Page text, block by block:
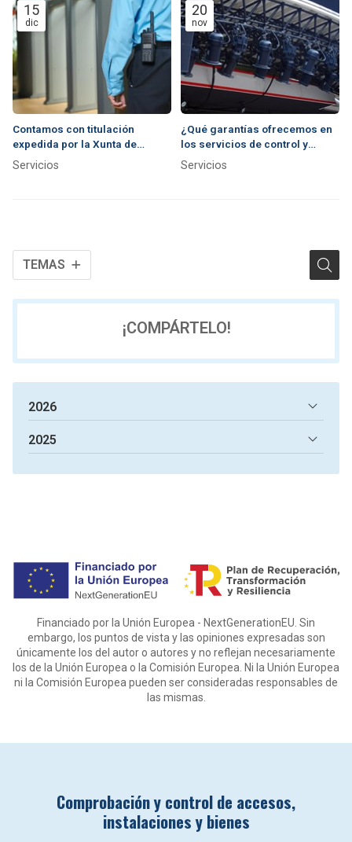
TEMAS
15
dic
Contamos con titulación
expedida por la Xunta de
Galicia
Servicios
20
nov
¿Qué garantías ofrecemos en
los servicios de control y
comprobación de accesos,
Servicios
¡COMPÁRTELO!
2026
2025
Financiado por la Unión Europea - NextGenerationEU. Sin
embargo, los puntos de vista y las opiniones expresadas son
únicamente los del autor o autores y no reflejan necesariamente
los de la Unión Europea o la Comisión Europea. Ni la Unión Europea
ni la Comisión Europea pueden ser consideradas responsables de
las mismas.
Comprobación y control de accesos,
instalaciones y bienes